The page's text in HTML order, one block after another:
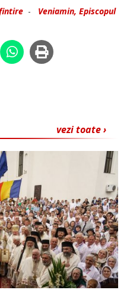
- Veniamin, Episcopul
vezi toate ›